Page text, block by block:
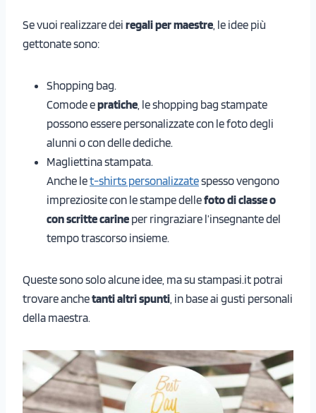
Se vuoi realizzare dei regali per maestre , le idee più
gettonate sono:
Shopping bag.
Comode epratiche , le shopping bag stampate
possono essere personalizzate con le foto degli
alunni o con delle dediche.
Magliettina stampata.
Anche let-shirts personalizzatespesso vengono
impreziosite con le stampe dellefoto di classe o
con scritte carine per ringraziare l’insegnante del
tempo trascorso insieme.
Queste sono solo alcune idee, ma su stampasi.it potrai
trovare anchetanti altri spunti , in base ai gusti personali
della maestra.